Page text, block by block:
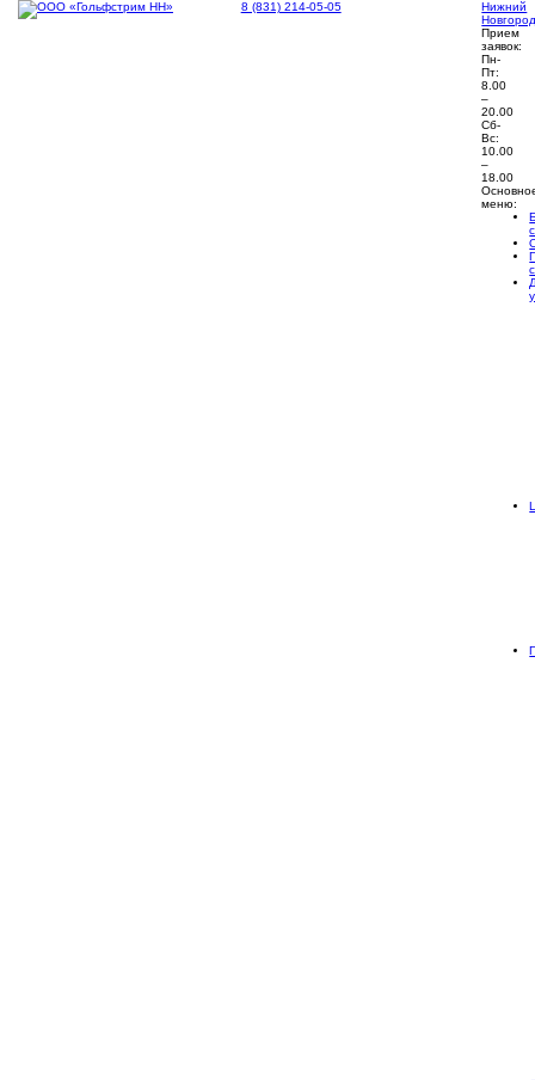
8 (831) 214-05-05
Нижний
Прием
заявок:
Пн-
Пт:
8.00
–
20.00
Сб-
Вс:
10.00
–
18.00
меню: